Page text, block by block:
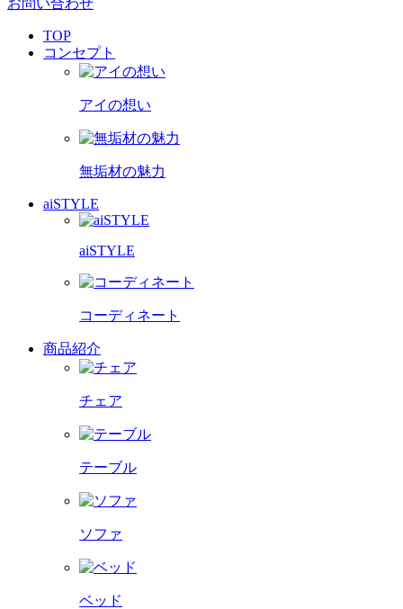
TOP
コンセプト
アイの想い
無垢材の魅力
aiSTYLE
aiSTYLE
コーディネート
商品紹介
チェア
テーブル
ソファ
ベッド